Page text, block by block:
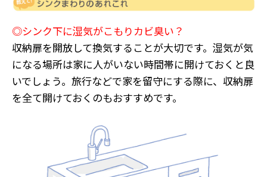
◎シンク下に湿気がこもりカビ臭い？
収納扉を開放して換気することが大切です。湿気が気
になる場所は家に人がいない時間帯に開けておくと良
いでしょう。旅行などで家を留守にする際に、収納扉
を全て開けておくのもおすすめです。